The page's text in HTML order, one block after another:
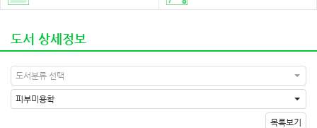
도서 상세정보
도서분류 선택
피부미용학
목록보기